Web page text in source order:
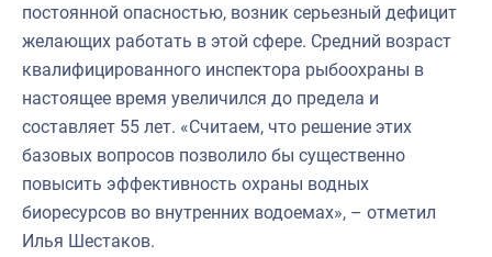
постоянной опасностью, возник серьезный дефицит
желающих работать в этой сфере. Средний возраст
квалифицированного инспектора рыбоохраны в
настоящее время увеличился до предела и
составляет 55 лет. «Считаем, что решение этих
базовых вопросов позволило бы существенно
повысить эффективность охраны водных
биоресурсов во внутренних водоемах», – отметил
Илья Шестаков.